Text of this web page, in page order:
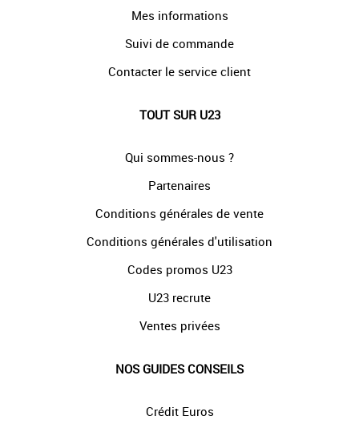
Mes informations
Suivi de commande
Contacter le service client
TOUT SUR U23
Qui sommes-nous ?
Partenaires
Conditions générales de vente
Conditions générales d'utilisation
Codes promos U23
U23 recrute
Ventes privées
NOS GUIDES CONSEILS
Crédit Euros